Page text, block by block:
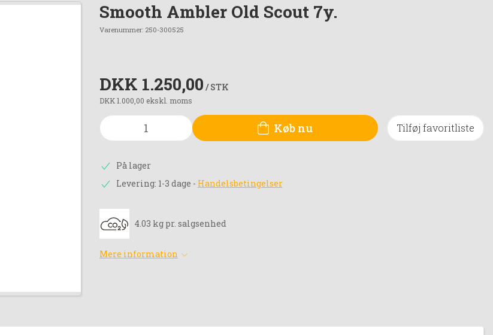
Smooth Ambler Old Scout 7y.
Varenummer: 250-300525
DKK 1.250,00 / STK
DKK 1.000,00 ekskl. moms
Køb nu Tilføj favoritliste
På lager
Levering: 1-3 dage - Handelsbetingelser
4.03 kg pr. salgsenhed
Mere information